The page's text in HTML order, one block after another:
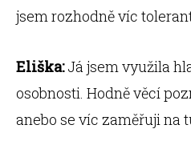
jsem rozhodně víc
Eliška:Já jsem využila
osobnosti. Hodně věcí
anebo se víc zaměřuji na